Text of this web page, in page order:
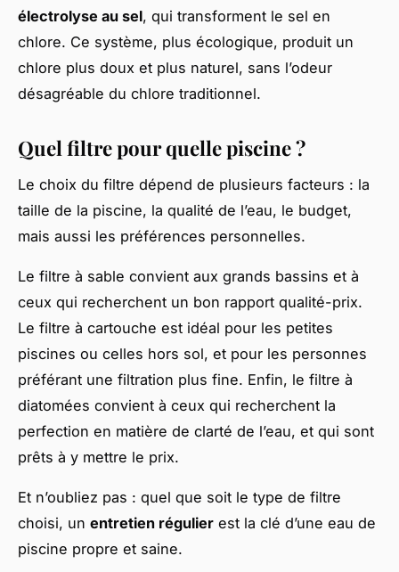
électrolyse au sel, qui transforment le sel en
chlore. Ce système, plus écologique, produit un
chlore plus doux et plus naturel, sans l’odeur
désagréable du chlore traditionnel.
Quel filtre pour quelle piscine ?
Le choix du filtre dépend de plusieurs facteurs : la
taille de la piscine, la qualité de l’eau, le budget,
mais aussi les préférences personnelles.
Le filtre à sable convient aux grands bassins et à
ceux qui recherchent un bon rapport qualité-prix.
Le filtre à cartouche est idéal pour les petites
piscines ou celles hors sol, et pour les personnes
préférant une filtration plus fine. Enfin, le filtre à
diatomées convient à ceux qui recherchent la
perfection en matière de clarté de l’eau, et qui sont
prêts à y mettre le prix.
Et n’oubliez pas : quel que soit le type de filtre
choisi, un entretien régulier est la clé d’une eau de
piscine propre et saine.